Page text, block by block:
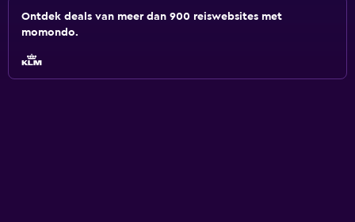
Ontdek deals van meer dan 900 reiswebsites met
momondo.